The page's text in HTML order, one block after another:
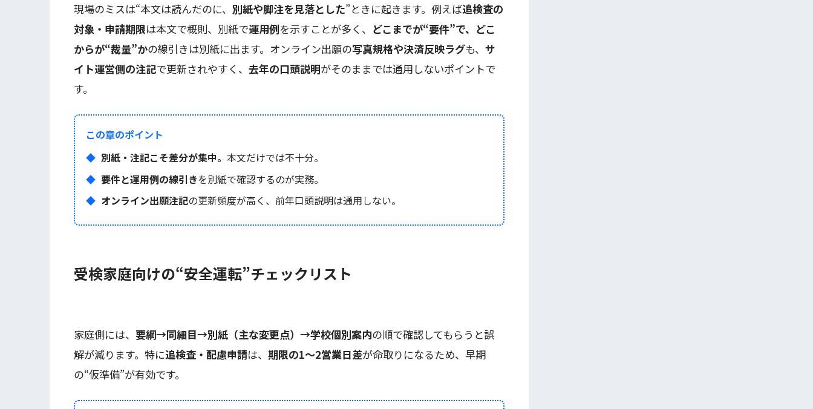
現場のミスは“本文は読んだのに、 別紙や脚注を見落とした”ときに起きます。例えば追検査の
対象・申請期限は本文で概則、別紙で運用例を示すことが多く、 どこまでが“要件”で、どこ
からが“裁量”かの線引きは別紙に出ます。オンライン出願の写真規格や決済反映ラグも、 サ
イト運営側の注記で更新されやすく、 去年の口頭説明がそのままでは通用しないポイントで
す。
この章のポイント
別紙・注記こそ差分が集中。本文だけでは不十分。
要件と運用例の線引きを別紙で確認するのが実務。
オンライン出願注記の更新頻度が高く、前年口頭説明は通用しない。
受検家庭向けの“安全運転”チェックリスト
家庭側には、 要綱→同細目→別紙（主な変更点）→学校個別案内の順で確認してもらうと誤
解が減ります。特に追検査・配慮申請は、 期限の1～2営業日差が命取りになるため、早期
の“仮準備”が有効です。